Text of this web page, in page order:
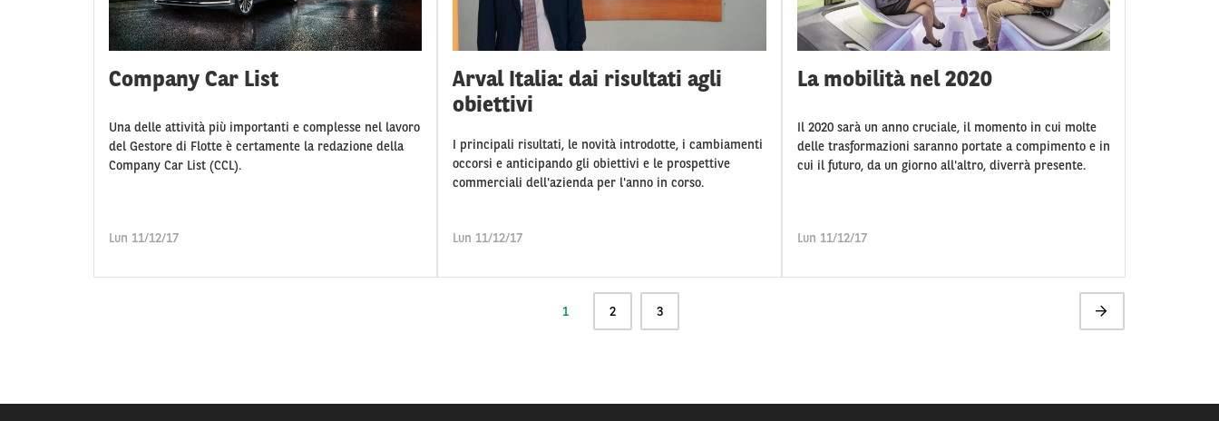
Company Car List
Una delle attività più importanti e complesse nel lavoro
del Gestore di Flotte è certamente la redazione della
Company Car List (CCL).
Lun 11/12/17
Arval Italia: dai risultati agli
obiettivi
I principali risultati, le novità introdotte, i cambiamenti
occorsi e anticipando gli obiettivi e le prospettive
commerciali dell'azienda per l'anno in corso.
Lun 11/12/17
La mobilità nel 2020
Il 2020 sarà un anno cruciale, il momento in cui molte
delle trasformazioni saranno portate a compimento e in
cui il futuro, da un giorno all'altro, diverrà presente.
Lun 11/12/17
Pagina
attuale
1 Pagina
2 Pagina
3
Pagina
successiva